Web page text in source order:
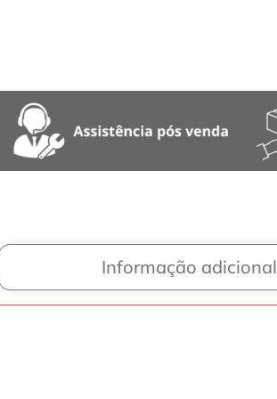
Informação adicional